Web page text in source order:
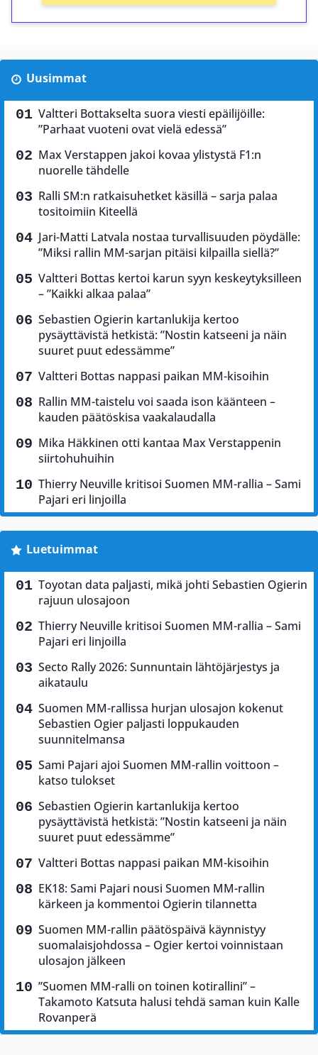
Uusimmat
Valtteri Bottakselta suora viesti epäilijöille:
”Parhaat vuoteni ovat vielä edessä”
Max Verstappen jakoi kovaa ylistystä F1:n
nuorelle tähdelle
Ralli SM:n ratkaisuhetket käsillä – sarja palaa
tositoimiin Kiteellä
Jari-Matti Latvala nostaa turvallisuuden pöydälle:
”Miksi rallin MM-sarjan pitäisi kilpailla siellä?”
Valtteri Bottas kertoi karun syyn keskeytyksilleen
– ”Kaikki alkaa palaa”
Sebastien Ogierin kartanlukija kertoo
pysäyttävistä hetkistä: ”Nostin katseeni ja näin
suuret puut edessämme”
Valtteri Bottas nappasi paikan MM-kisoihin
Rallin MM-taistelu voi saada ison käänteen –
kauden päätöskisa vaakalaudalla
Mika Häkkinen otti kantaa Max Verstappenin
siirtohuhuihin
Thierry Neuville kritisoi Suomen MM-rallia – Sami
Pajari eri linjoilla
Luetuimmat
Toyotan data paljasti, mikä johti Sebastien Ogierin
rajuun ulosajoon
Thierry Neuville kritisoi Suomen MM-rallia – Sami
Pajari eri linjoilla
Secto Rally 2026: Sunnuntain lähtöjärjestys ja
aikataulu
Suomen MM-rallissa hurjan ulosajon kokenut
Sebastien Ogier paljasti loppukauden
suunnitelmansa
Sami Pajari ajoi Suomen MM-rallin voittoon –
katso tulokset
Sebastien Ogierin kartanlukija kertoo
pysäyttävistä hetkistä: ”Nostin katseeni ja näin
suuret puut edessämme”
Valtteri Bottas nappasi paikan MM-kisoihin
EK18: Sami Pajari nousi Suomen MM-rallin
kärkeen ja kommentoi Ogierin tilannetta
Suomen MM-rallin päätöspäivä käynnistyy
suomalaisjohdossa – Ogier kertoi voinnistaan
ulosajon jälkeen
”Suomen MM-ralli on toinen kotirallini” –
Takamoto Katsuta halusi tehdä saman kuin Kalle
Rovanperä